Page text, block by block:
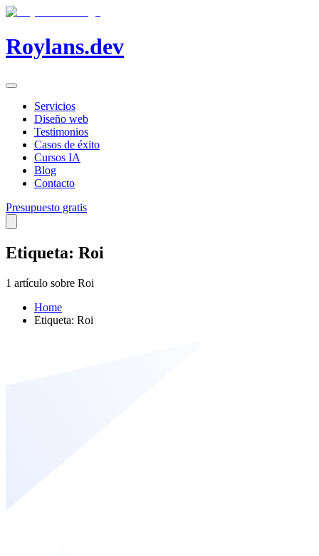
Roylans.dev
Servicios
Diseño web
Testimonios
Casos de éxito
Cursos IA
Blog
Contacto
Presupuesto gratis
Etiqueta: Roi
1 artículo sobre Roi
Home
Etiqueta: Roi